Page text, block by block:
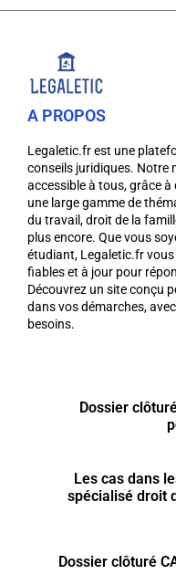
A PROPOS
Legaletic.fr est une
conseils juridiques. Notre
accessible à tous, grâce
une large gamme de
du travail, droit de la
plus encore. Que vous
étudiant, Legaletic.fr
fiables et à jour pour
Découvrez un site conçu
dans vos démarches,
besoins.
Dossier
Les cas dans
spécialisé droit
Dossier clôturé